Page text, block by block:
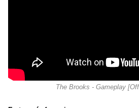
The Brooks - Gameplay